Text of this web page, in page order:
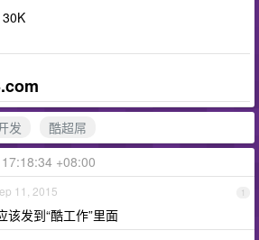
发
酷超屌
+08:00
1
11, 2015
该发到“酷工作”里面